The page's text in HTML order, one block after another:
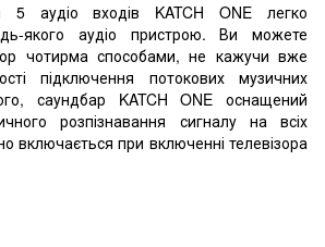
5 аудіо входів KATCH ONE легко
якого аудіо пристрою. Ви можете
чотирма способами, не кажучи вже
підключення потокових музичних
саундбар KATCH ONE оснащений
розпізнавання сигналу на всіх
включається при включенні телевізора